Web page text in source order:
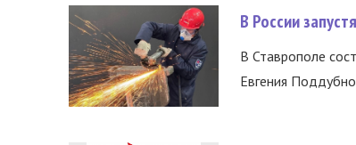
В России
В Ставрополе
Евгения